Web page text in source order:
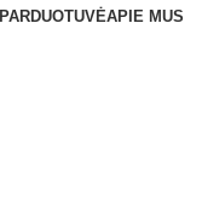
PARDUOTUVĖAPIE MUS